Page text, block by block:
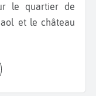
le quartier de
et le château